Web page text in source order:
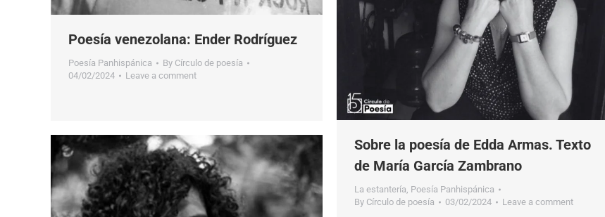
Poesía venezolana: Ender Rodríguez
Poesía Panhispánica By Círculo de poesía
04/02/2024
Leave a comment
Sobre la poesía de Edda Armas. Texto
de María García Zambrano
La estantería, Poesía Panhispánica
By Círculo de poesía 03/02/2024 Leave a comment